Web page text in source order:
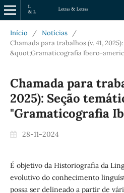
Início / Notícias
/
Chamada para trabalhos (v. 41,
&quot;Gramaticografia Ibero-
Chamada para
2025): Seção
"Gramaticografia
28-11-2024
É objetivo da Historiografia da
evolutivo do conhecimento
possa ser delineado a partir de